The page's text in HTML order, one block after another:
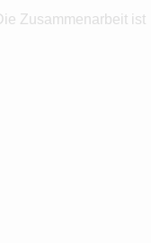
Zusammenarbeit ist